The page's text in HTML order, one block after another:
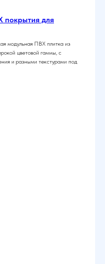
покрытия для
модульная ПВХ плитка из
цветовой гаммы, с
и разными текстурами под